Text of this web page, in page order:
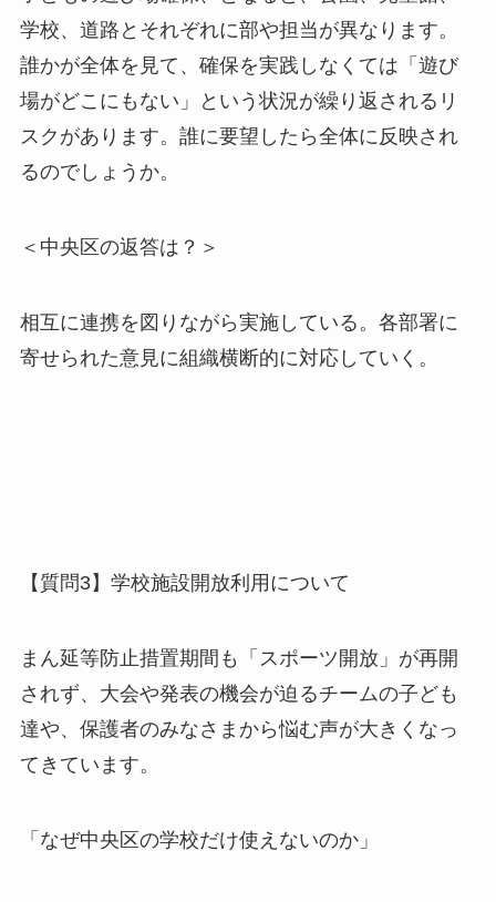
学校、道路とそれぞれに部や担当が異なります。
誰かが全体を見て、確保を実践しなくては「遊び
場がどこにもない」という状況が繰り返されるリ
スクがあります。誰に要望したら全体に反映され
るのでしょうか。
＜中央区の返答は？＞
相互に連携を図りながら実施している。各部署に
寄せられた意見に組織横断的に対応していく。
【質問3】学校施設開放利用について
まん延等防止措置期間も「スポーツ開放」が再開
されず、大会や発表の機会が迫るチームの子ども
達や、保護者のみなさまから悩む声が大きくなっ
てきています。
「なぜ中央区の学校だけ使えないのか」